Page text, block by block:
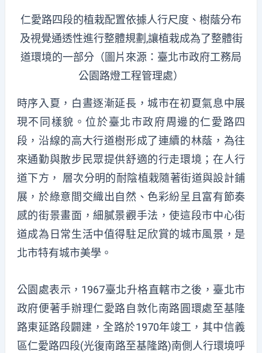
仁愛路四段的植栽配置依據人行尺度、樹蔭分布
及視覺通透性進行整體規劃,讓植栽成為了整體街
道環境的一部分（圖片來源：臺北市政府工務局
公園路燈工程管理處）
時序入夏，白晝逐漸延長，城市在初夏氣息中展
現不同樣貌。位於臺北市政府周邊的仁愛路四
段，沿線的高大行道樹形成了連續的林蔭，為往
來通勤與散步民眾提供舒適的行走環境；在人行
道下方， 層次分明的耐陰植栽隨著街道與設計鋪
展，於綠意間交織出自然、色彩紛呈且富有節奏
感的街景畫面，細膩景觀手法，使這段市中心街
道成為日常生活中值得駐足欣賞的城市風景，是
北市特有城市美學。
公園處表示，1967臺北升格直轄市之後，臺北市
政府便著手辦理仁愛路自敦化南路圓環處至基隆
路東延路段闢建，全路於1970年竣工，其中信義
區仁愛路四段(光復南路至基隆路)南側人行環境呼